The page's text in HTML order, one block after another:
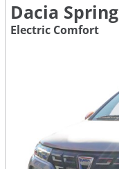
Dacia Spring
Electric Comfort